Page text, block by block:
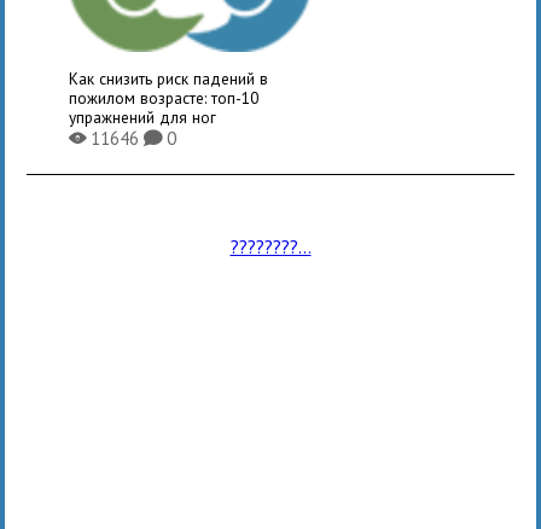
Как снизить риск падений в
пожилом возрасте: топ-10
упражнений для ног
X11646K0
????????...